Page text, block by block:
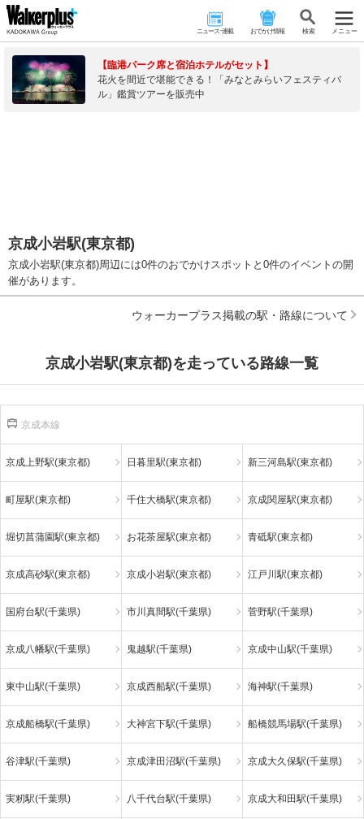
ニュース･連載 おでかけ情報 検 索 メニュー
【臨港パーク席と宿泊ホテルがセット】
花火を間近で堪能できる！「みなとみらいフェスティバ
ル」鑑賞ツアーを販売中
京成小岩駅(東京都)
京成小岩駅(東京都)周辺には0件のおでかけスポットと0件のイベントの開
催があります。
ウォーカープラス掲載の駅・路線について
京成小岩駅(東京都)を走っている路線一覧
京成本線
京成上野駅(東京都) 日暮里駅(東京都) 新三河島駅(東京都)
町屋駅(東京都) 千住大橋駅(東京都) 京成関屋駅(東京都)
堀切菖蒲園駅(東京都) お花茶屋駅(東京都) 青砥駅(東京都)
京成高砂駅(東京都) 京成小岩駅(東京都) 江戸川駅(東京都)
国府台駅(千葉県) 市川真間駅(千葉県) 菅野駅(千葉県)
京成八幡駅(千葉県) 鬼越駅(千葉県) 京成中山駅(千葉県)
東中山駅(千葉県) 京成西船駅(千葉県) 海神駅(千葉県)
京成船橋駅(千葉県) 大神宮下駅(千葉県) 船橋競馬場駅(千葉県)
谷津駅(千葉県) 京成津田沼駅(千葉県) 京成大久保駅(千葉県)
実籾駅(千葉県) 八千代台駅(千葉県) 京成大和田駅(千葉県)